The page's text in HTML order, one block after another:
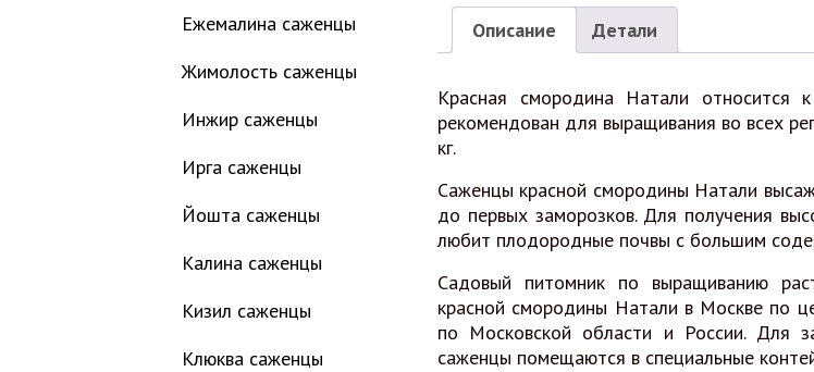
Ежемалина саженцы
Жимолость саженцы
Инжир саженцы
Ирга саженцы
Йошта саженцы
Калина саженцы
Кизил саженцы
Клюква саженцы
Описание Детали
Красная смородина Натали относится
рекомендован для выращивания во всех
кг.
Саженцы красной смородины Натали
до первых заморозков. Для получения
любит плодородные почвы с большим
Садовый питомник по выращиванию
красной смородины Натали в Москве по
по Московской области и России. Для
саженцы помещаются в специальные